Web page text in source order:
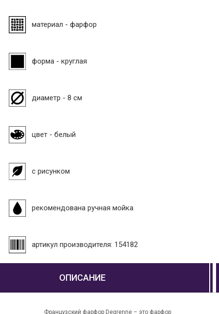
материал - фарфор
форма - круглая
диаметр - 8 см
цвет - белый
с рисунком
рекомендована ручная мойка
артикул производителя: 154182
ОПИСАНИЕ
Французский фарфор Degrenne – это фарфор